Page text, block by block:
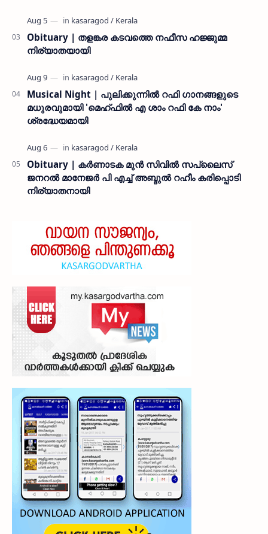
Obituary | തളങ്കര കടവത്തെ നഫീസ ഹജ്ജുമ്മ
നിര്യാതയായി
Musical Night | പുലിക്കുന്നിൽ റഫി ഗാനങ്ങളുടെ
മധുരവുമായി 'മെഹ്ഫിൽ എ ശാം റഫി കേ നാം'
ശ്രദ്ധേയമായി
Obituary | കർണാടക മുൻ സിവില്‍ സപ്ലൈസ്
ജനറൽ മാനേജർ പി എച്ച് അബ്ദുൽ റഹീം കരിപ്പൊടി
നിര്യാതനായി